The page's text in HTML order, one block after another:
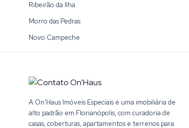
Ribeirão da Ilha
Morro das Pedras
Novo Campeche
A On'Haus Imóveis Especiais é uma imobiliária de
alto padrão em Florianópolis, com curadoria de
casas, coberturas, apartamentos e terrenos para